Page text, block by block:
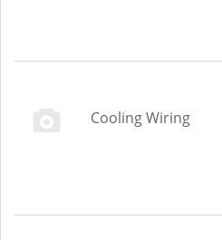
Cooling Wiring